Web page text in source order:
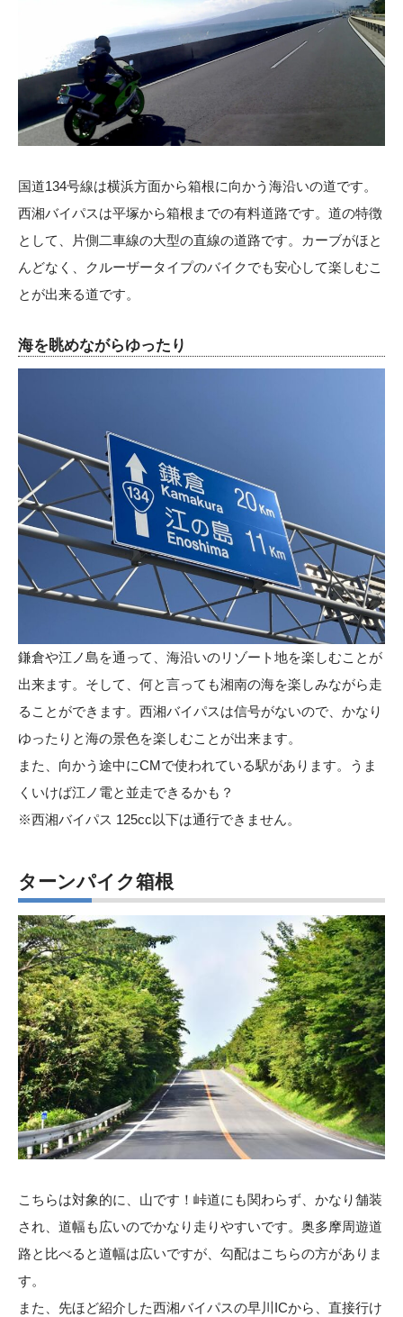
国道134号線は横浜方面から箱根に向かう海沿いの道です。
西湘バイパスは平塚から箱根までの有料道路です。道の特徴
として、片側二車線の大型の直線の道路です。カーブがほと
んどなく、クルーザータイプのバイクでも安心して楽しむこ
とが出来る道です。
海を眺めながらゆったり
鎌倉や江ノ島を通って、海沿いのリゾート地を楽しむことが
出来ます。そして、何と言っても湘南の海を楽しみながら走
ることができます。西湘バイパスは信号がないので、かなり
ゆったりと海の景色を楽しむことが出来ます。
また、向かう途中にCMで使われている駅があります。うま
くいけば江ノ電と並走できるかも？
※西湘バイパス 125cc以下は通行できません。
ターンパイク箱根
こちらは対象的に、山です！峠道にも関わらず、かなり舗装
され、道幅も広いのでかなり走りやすいです。奥多摩周遊道
路と比べると道幅は広いですが、勾配はこちらの方がありま
す。
また、先ほど紹介した西湘バイパスの早川ICから、直接行け